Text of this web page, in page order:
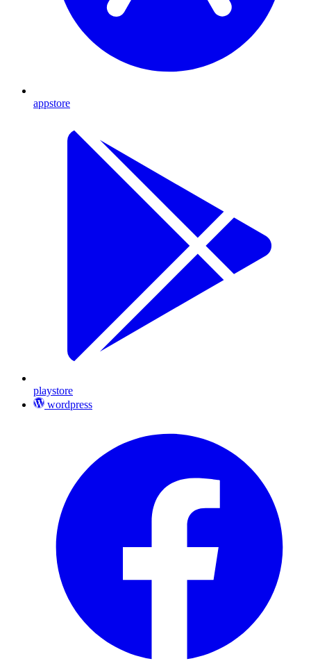
appstore
playstore
wordpress